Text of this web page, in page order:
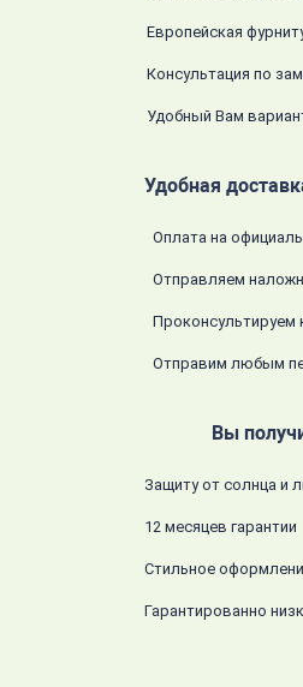
Европейская
Консультация по
Удобный Вам
Удобная
Оплата на
Отправляем
Проконсультируем
Отправим любым
Вы
Защиту от солнца и
12 месяцев гарантии
Стильное
Гарантированно